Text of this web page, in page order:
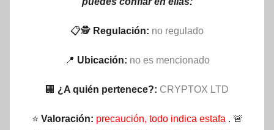
📋🕵 Regulación: no regulado
📍 Ubicación: no es mencionado
🏢 ¿A quién pertenece?: CRYPTOX LTD
⭐ Valoración: precaución, todo indica estafa . 🚨